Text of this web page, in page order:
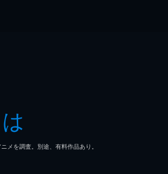
を調査。別途、有料作品あり。